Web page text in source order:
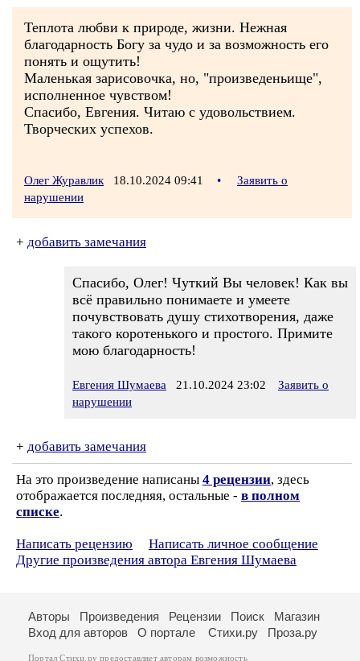
Теплота любви к природе, жизни. Нежная
благодарность Богу за чудо и за возможность его
понять и ощутить!
Маленькая зарисовочка, но, "произведеньище",
исполненное чувством!
Спасибо, Евгения. Читаю с удовольствием.
Творческих успехов.
Олег Журавлик 18.10.2024 09:41 •
Заявить о
нарушении
+ добавить замечания
Спасибо, Олег! Чуткий Вы человек! Как вы
всё правильно понимаете и умеете
почувствовать душу стихотворения, даже
такого коротенького и простого. Примите
мою благодарность!
Евгения Шумаева 21.10.2024 23:02
Заявить о
нарушении
+ добавить замечания
На это произведение написаны 4 рецензии, здесь
отображается последняя, остальные - в полном
списке.
Написать рецензию
Написать личное сообщение
Другие произведения автора Евгения Шумаева
Авторы Произведения Рецензии Поиск
Магазин
Вход для авторов
О портале Стихи.ру Проза.ру
Портал Стихи.ру предоставляет авторам возможность